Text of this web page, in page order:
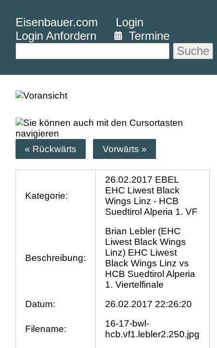
Eisenbauer.com
Login
Login Anfordern
Termine
Suche
« Rückwärts Vorwärts »
Kategorie:
26.02.2017 EBEL
EHC Liwest Black
Wings Linz - HCB
Suedtirol Alperia 1. VF
Beschreibung:
Brian Lebler (EHC
Liwest Black Wings
Linz) EHC Liwest
Black Wings Linz vs
HCB Suedtirol Alperia
1. Viertelfinale
Datum:
26.02.2017 22:26:20
Filename:
16-17-bwl-
hcb.vf1.lebler2.250.jpg